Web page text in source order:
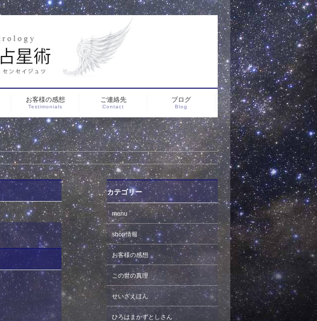
お客様の感想
Testimonials
ご連絡先
Contact
ブログ
Blog
カテゴリー
menu
shop情報
お客様の感想
この世の真理
せいざえほん
ひろはまかずとしさん